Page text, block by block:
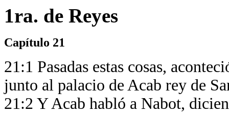
1ra. de Reyes
Capítulo 21
21:1 Pasadas estas cosas,
junto al palacio de Acab rey de
21:2 Y Acab habló a Nabot,